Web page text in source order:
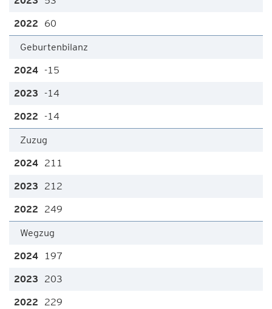
60
Geburtenbilanz
-15
-14
-14
Zuzug
211
212
249
Wegzug
197
203
229